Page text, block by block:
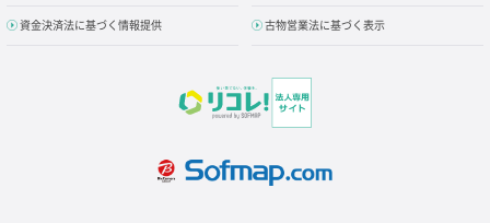
資金決済法に基づく情報提供 古物営業法に基づく表示